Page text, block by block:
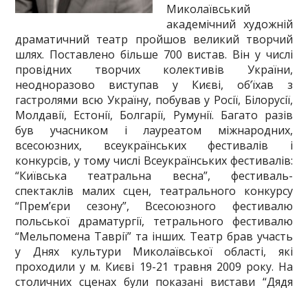
Миколаївський
академічний художній
драматичний театр пройшов великий творчий
шлях. Поставлено більше 700 вистав. Він у числі
провідних творчих колективів України,
неодноразово виступав у Києві, об’їхав з
гастролями всю Україну, побував у Росії, Білорусії,
Молдавії, Естонії, Болгарії, Румунії. Багато разів
був учасником і лауреатом міжнародних,
всесоюзних, всеукраїнських фестивалів і
конкурсів, у тому числі Всеукраїнських фестивалів:
“Київська театральна весна”, фестиваль-
спектаклів малих сцен, театрального конкурсу
“Прем’єри сезону”, Всесоюзного фестивалю
польської драматургії, тетрального фестивалю
“Мельпомена Таврії” та інших. Театр брав участь
у Днях культури Миколаївської області, які
проходили у м. Києві 19-21 травня 2009 року. На
столичних сценах були показані вистави “Дядя